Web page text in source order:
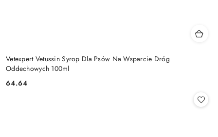
Vetexpert Vetussin Syrop Dla Psów Na Wsparcie Dróg
Oddechowych 100ml
Cena:
64.64